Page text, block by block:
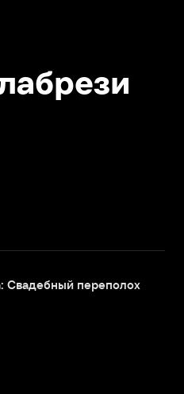
Свадебный переполох